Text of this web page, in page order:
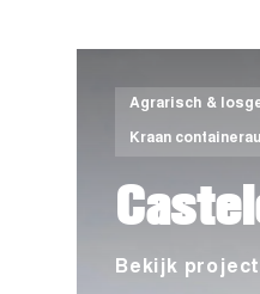
Agrarisch &
Kraan
Bekijk project